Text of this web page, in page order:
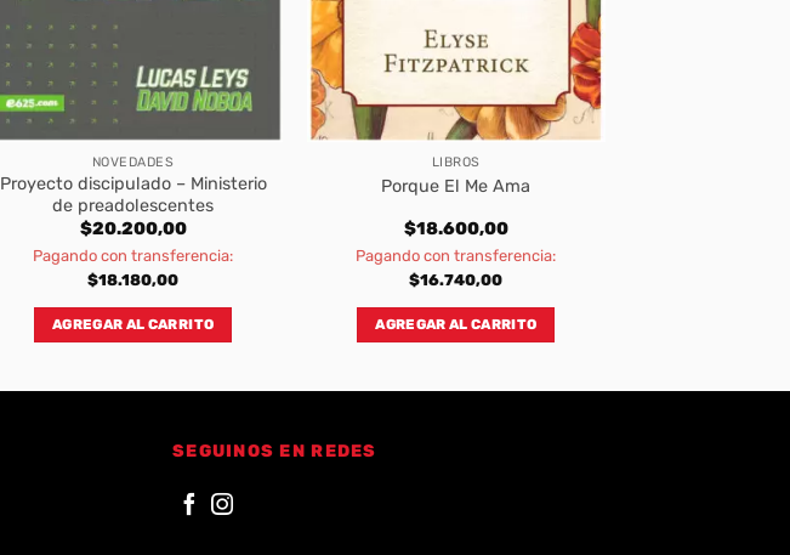
NOVEDADES
Proyecto discipulado – Ministerio
de preadolescentes
$20.200,00
Pagando con transferencia:
$18.180,00
AGREGAR AL CARRITO
LIBROS
Porque El Me Ama
$18.600,00
Pagando con transferencia:
$16.740,00
AGREGAR AL CARRITO
SEGUINOS EN REDES